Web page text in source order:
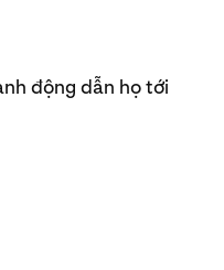
động dẫn họ tới